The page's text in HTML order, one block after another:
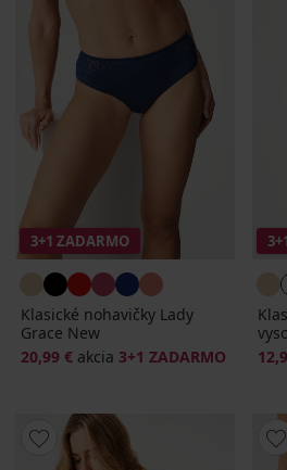
3+1 ZADARMO
Klasické nohavičky Lady
Grace New
20,99 € akcia 3+1 ZADARMO